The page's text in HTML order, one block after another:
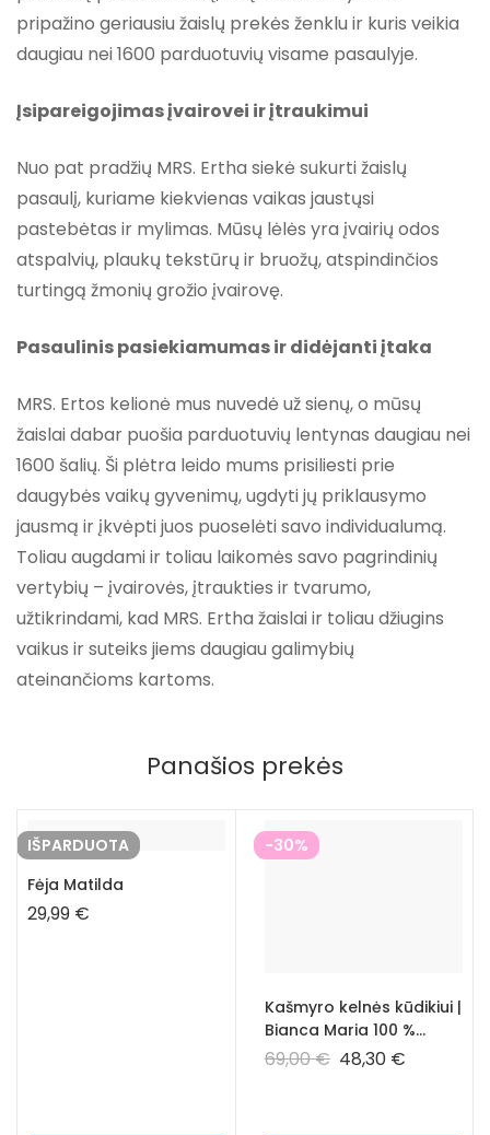
pripažino geriausiu žaislų prekės ženklu ir kuris veikia
daugiau nei 1600 parduotuvių visame pasaulyje.
Įsipareigojimas įvairovei ir įtraukimui
Nuo pat pradžių MRS. Ertha siekė sukurti žaislų
pasaulį, kuriame kiekvienas vaikas jaustųsi
pastebėtas ir mylimas. Mūsų lėlės yra įvairių odos
atspalvių, plaukų tekstūrų ir bruožų, atspindinčios
turtingą žmonių grožio įvairovę.
Pasaulinis pasiekiamumas ir didėjanti įtaka
MRS. Ertos kelionė mus nuvedė už sienų, o mūsų
žaislai dabar puošia parduotuvių lentynas daugiau nei
1600 šalių. Ši plėtra leido mums prisiliesti prie
daugybės vaikų gyvenimų, ugdyti jų priklausymo
jausmą ir įkvėpti juos puoselėti savo individualumą.
Toliau augdami ir toliau laikomės savo pagrindinių
vertybių – įvairovės, įtraukties ir tvarumo,
užtikrindami, kad MRS. Ertha žaislai ir toliau džiugins
vaikus ir suteiks jiems daugiau galimybių
ateinančioms kartoms.
Panašios prekės
IŠPARDUOTA
Fėja Matilda
29,99 €
-30%
Kašmyro kelnės kūdikiui |
Bianca Maria 100 %
hipoalerginės vaikiškos
69,00€ 48,30 €